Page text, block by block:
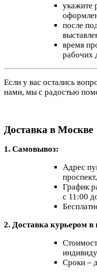
укажите
после
время
рабочих
Если у вас остались
нами, мы с радостью
Доставка в Москве
1. Самовывоз:
Адрес
График
с 11:00
2. Доставка курьером
Сроки –